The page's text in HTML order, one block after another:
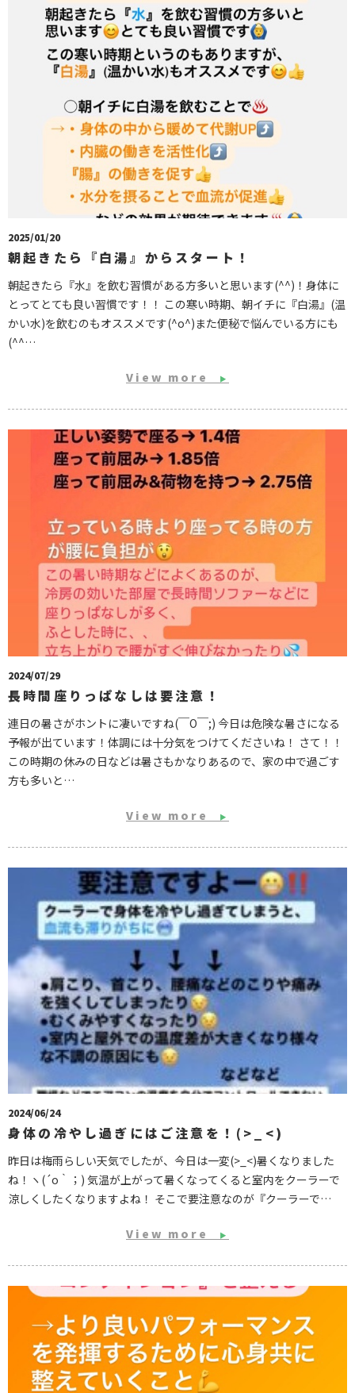
2025/01/20
朝起きたら『白湯』からスタート！
朝起きたら『水』を飲む習慣がある方多いと思います(^^)！身体に
とってとても良い習慣です！！ この寒い時期、朝イチに『白湯』(温
かい水)を飲むのもオススメです(^o^)また便秘で悩んでいる方にも
(^^…
View more ▶
2024/07/29
長時間座りっぱなしは要注意！
連日の暑さがホントに凄いですね(￣O￣;) 今日は危険な暑さになる
予報が出ています！体調には十分気をつけてくださいね！ さて！！
この時期の休みの日などは暑さもかなりあるので、家の中で過ごす
方も多いと…
View more ▶
2024/06/24
身体の冷やし過ぎにはご注意を！(>_<)
昨日は梅雨らしい天気でしたが、今日は一変(>_<)暑くなりました
ね！ヽ(´o｀；) 気温が上がって暑くなってくると室内をクーラーで
涼しくしたくなりますよね！ そこで要注意なのが『クーラーで…
View more ▶